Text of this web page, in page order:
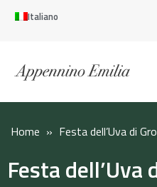
Italiano
Home » Festa dell’Uva di
Festa